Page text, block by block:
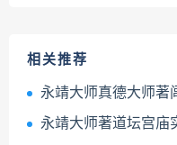
相关推荐
永靖大师真德大师著闾山
永靖大师著道坛宫庙实